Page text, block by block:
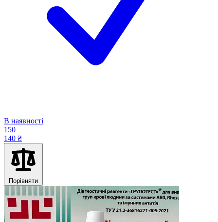
В наявності
150
140 ₴
Порівняти